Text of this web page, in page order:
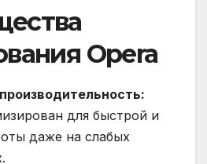
Opera
для быстрой и
даже на слабых